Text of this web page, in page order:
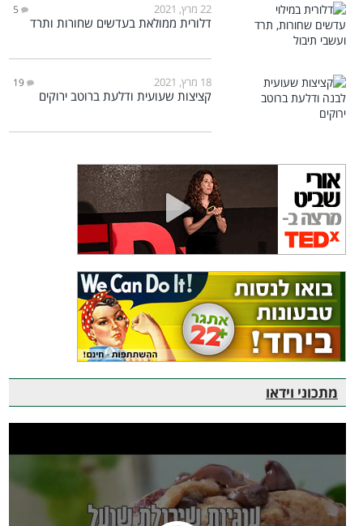
22 מרץ, 2021 5
דלורית ממולאת בעדשים שחורות ותרד
18 מרץ, 2021 19
קציצות שעועית ודלעת ברוטב ירוקים
מתכוני וידאו